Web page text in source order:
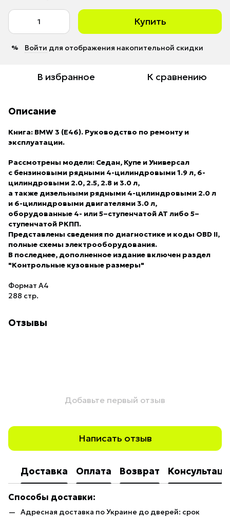
Купить
% Войти для отображения накопительной скидки
В избранное К сравнению
Описание
Книга: BMW 3 (E46). Руководство по ремонту и
эксплуатации.
Рассмотрены модели: Седан, Купе и Универсал
с бензиновыми рядными 4-цилиндровыми 1.9 л, 6-
цилиндровыми 2.0, 2.5, 2.8 и 3.0 л,
а также дизельными рядными 4-цилиндровыми 2.0 л
и 6-цилиндровыми двигателями 3.0 л,
оборудованные 4- или 5–ступенчатой АТ либо 5–
ступенчатой РКПП.
Представлены сведения по диагностике и коды OBD II,
полные схемы электрооборудования.
В последнее, дополненное издание включен раздел
"Контрольные кузовные размеры"
Формат А4
288 стр.
Отзывы
Добавьте первый отзыв
Написать отзыв
Доставка Оплата Возврат
Способы доставки:
Адресная доставка по Украине до дверей: срок